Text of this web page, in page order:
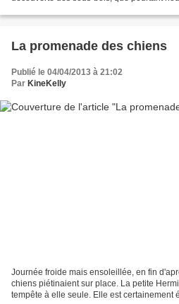
La promenade des chiens
Publié le 04/04/2013 à 21:02
Par KineKelly
Journée froide mais ensoleillée, en fin
chiens piétinaient sur place. La petite
tempête à elle seule. Elle est certainement